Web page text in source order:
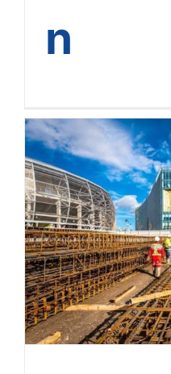
n
Nyolc
alapoznak
a